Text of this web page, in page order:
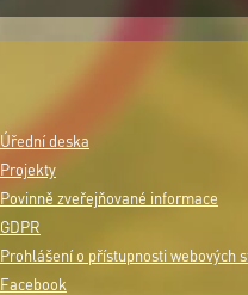
Úřední deska
Projekty
Povinně zveřejňované informace
GDPR
Prohlášení o přístupnosti webových
Facebook